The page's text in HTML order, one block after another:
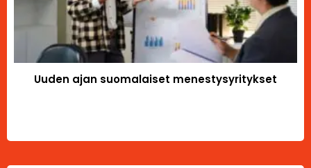
Uuden ajan suomalaiset menestysyritykset